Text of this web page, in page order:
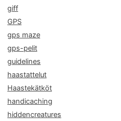
giff
GPS
gps maze
gps-pelit
guidelines
haastattelut
Haastekätköt
handicaching
hiddencreatures